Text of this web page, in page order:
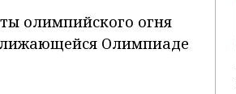
олимпийского огня
Олимпиаде